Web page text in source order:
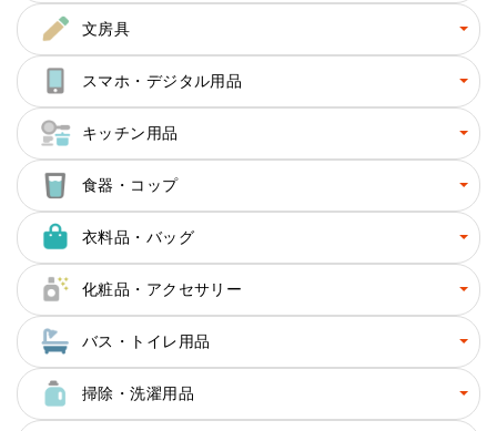
文房具
スマホ・デジタル用品
キッチン用品
食器・コップ
衣料品・バッグ
化粧品・アクセサリー
バス・トイレ用品
掃除・洗濯用品